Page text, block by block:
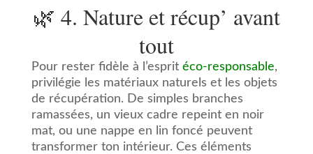
🌿 4. Nature et récup’ avant
tout
Pour rester fidèle à l’esprit éco-responsable,
privilégie les matériaux naturels et les objets
de récupération. De simples branches
ramassées, un vieux cadre repeint en noir
mat, ou une nappe en lin foncé peuvent
transformer ton intérieur. Ces éléments